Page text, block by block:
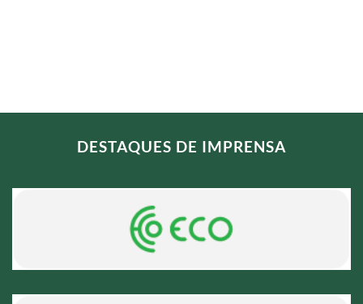
DESTAQUES DE IMPRENSA